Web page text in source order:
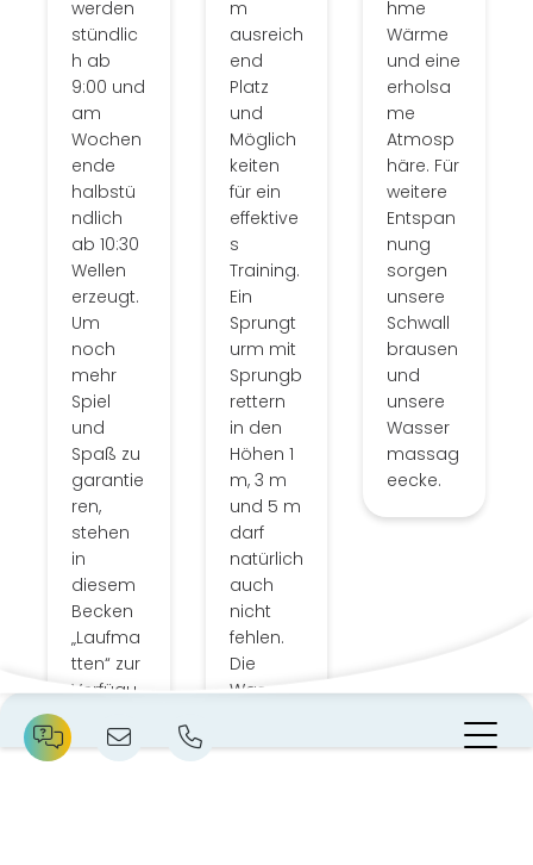
werden
stündlic
h ab
9:00 und
am
Wochen
ende
halbstü
ndlich
ab 10:30
Wellen
erzeugt.
Um
noch
mehr
Spiel
und
Spaß zu
garantie
ren,
stehen
in
diesem
Becken
„Laufma
tten“ zur
Verfügu
m
ausreich
end
Platz
und
Möglich
keiten
für ein
effektive
s
Training.
Ein
Sprungt
urm mit
Sprungb
rettern
in den
Höhen 1
m, 3 m
und 5 m
darf
natürlich
auch
nicht
fehlen.
Die
Wassert
hme
Wärme
und eine
erholsa
me
Atmosp
häre. Für
weitere
Entspan
nung
sorgen
unsere
Schwall
brausen
und
unsere
Wasser
massag
eecke.